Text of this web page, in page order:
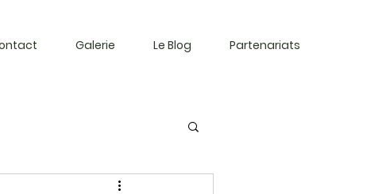
Galerie Le Blog Partenariats